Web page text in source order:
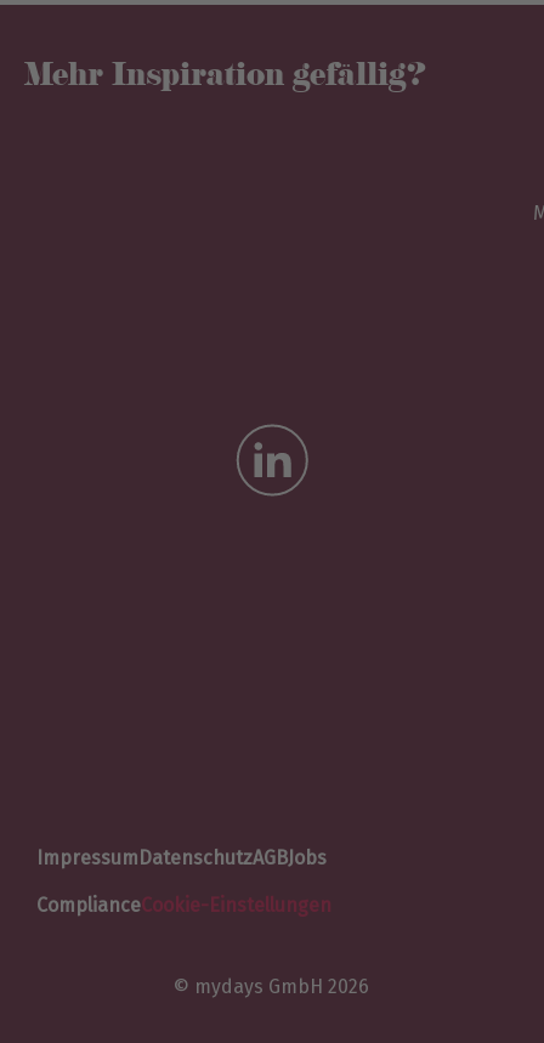
Mehr Inspiration gefällig?
© mydays GmbH 2026
ImpressumDatenschutzAGBJobs
ComplianceCookie-Einstellungen